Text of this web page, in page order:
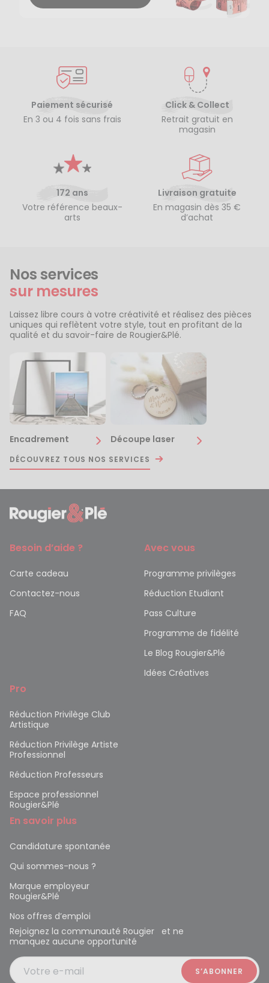
Paiement sécurisé
En 3 ou 4 fois sans frais
Click & Collect
Retrait gratuit en
magasin
172 ans
Votre référence beaux-
arts
Livraison gratuite
En magasin dès 35 €
d’achat
Nos services
sur mesures
Laissez libre cours à votre créativité et réalisez des pièces
uniques qui reflètent votre style, tout en profitant de la
qualité et du savoir-faire de Rougier&Plé.
Encadrement Découpe laser
DÉCOUVREZ TOUS NOS SERVICES
Besoin d’aide ?
Carte cadeau
Contactez-nous
FAQ
Avec vous
Programme privilèges
Réduction Etudiant
Pass Culture
Programme de fidélité
Le Blog Rougier&Plé
Idées Créatives
Pro
Réduction Privilège Club
Artistique
Réduction Privilège Artiste
Professionnel
Réduction Professeurs
Espace professionnel
Rougier&Plé
En savoir plus
Candidature spontanée
Qui sommes-nous ?
Marque employeur
Rougier&Plé
Nos offres d’emploi
Rejoignez la communauté Rougier et ne
manquez aucune opportunité
Votre e-mail